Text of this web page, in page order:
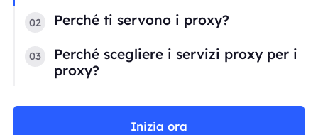
02 Perché ti servono i proxy?
03
Perché scegliere i servizi proxy per i
proxy?
Inizia ora